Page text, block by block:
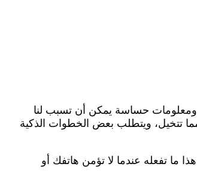
ومعلومات حساسة يمكن أن تسبب لنا
تتخيل، ويتطلب بعض الخطوات الذكية
ما تفعله عندما لا تؤمن هاتفك أو